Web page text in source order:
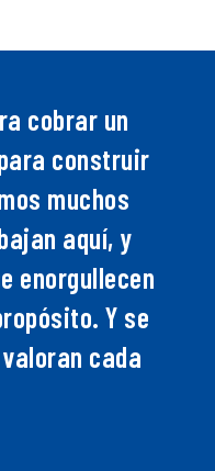
cobrar un
construir
muchos
aquí, y
enorgullecen
Y se
cada